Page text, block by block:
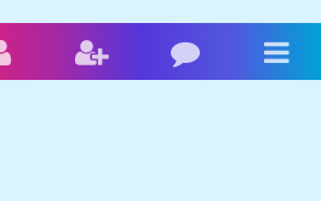
ConnexionInscriptionBlog